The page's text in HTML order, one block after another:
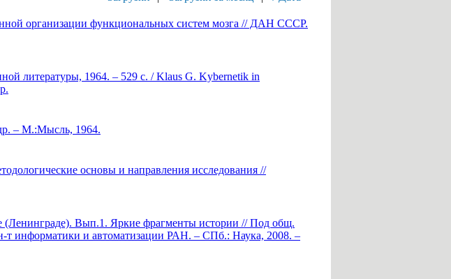
организации функциональных систем мозга // ДАН СССР.
литературы, 1964. – 529 с. / Klaus G. Kybernetik in
– М.:Мысль, 1964.
основы и направления исследования //
(Ленинграде). Вып.1. Яркие фрагменты истории // Под общ.
информатики и автоматизации РАН. – СПб.: Наука, 2008. –